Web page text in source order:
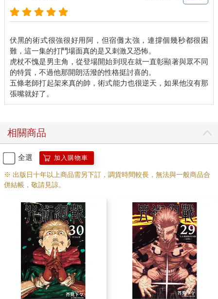
伏黑的術式很強很好用阿，但宿儺太強，連撐個幾秒都很困
難，這一集的打鬥場面真的是又刺激又恐怖。
虎杖不愧是男主角，從登場開始到現在就一直彰顯著與眾不同
的特質，不過他那開朗活潑的性格挺討喜的。
五條老師打起架來真的帥，術式能力也很逆天，如果他沒有那
相關商品
全選 加入購物車
※ 出版日十年以上商品需另下訂，調貨時間較長，無法與一般商品合
併結帳，敬請見諒。